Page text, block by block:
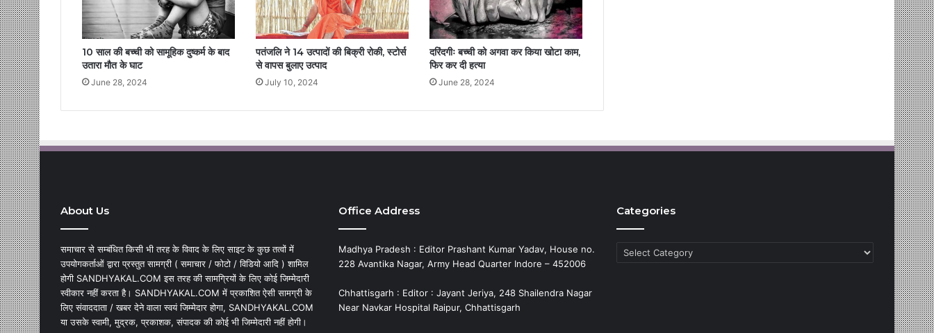
10 साल की बच्ची को सामूहिक दुष्कर्म के बाद
उतारा मौत के घाट
June 28, 2024
पतंजलि ने 14 उत्पादों की बिक्री रोकी, स्टोर्स
से वापस बुलाए उत्पाद
July 10, 2024
दरिंदगीः बच्ची को अगवा कर किया खोटा काम,
फिर कर दी हत्या
June 28, 2024
About Us
समाचार से सम्बंधित किसी भी तरह के विवाद के लिए साइट के कुछ तत्वों में
उपयोगकर्ताओं द्वारा प्रस्तुत सामग्री ( समाचार / फोटो / विडियो आदि ) शामिल
होगी SANDHYAKAL.COM इस तरह की सामग्रियों के लिए कोई जिम्मेदारी
स्वीकार नहीं करता है। SANDHYAKAL.COM में प्रकाशित ऐसी सामग्री के
लिए संवाददाता / खबर देने वाला स्वयं जिम्मेदार होगा, SANDHYAKAL.COM
या उसके स्वामी, मुद्रक, प्रकाशक, संपादक की कोई भी जिम्मेदारी नहीं होगी।
Office Address
Madhya Pradesh : Editor Prashant Kumar Yadav, House no.
228 Avantika Nagar, Army Head Quarter Indore – 452006
Chhattisgarh : Editor : Jayant Jeriya, 248 Shailendra Nagar
Near Navkar Hospital Raipur, Chhattisgarh
Categories
Categories